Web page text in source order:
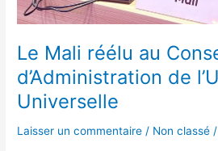
Le Mali réélu au
d’Administration de
Universelle
Laisser un commentaire / Non classé